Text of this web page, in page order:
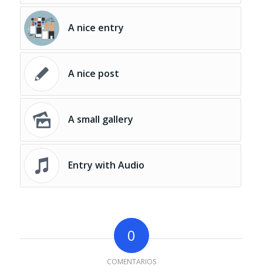
A nice entry
A nice post
A small gallery
Entry with Audio
0
COMENTARIOS